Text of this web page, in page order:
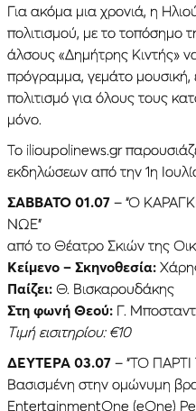
Για ακόμα μια χρονιά, η
πολιτισμού, με το τοπόσημο
άλσους «Δημήτρης Κιντής»
πρόγραμμα, γεμάτο μουσική,
πολιτισμό για όλους τους
μόνο.
Το ilioupolinews.gr
εκδηλώσεων από την 1η
ΣΑΒΒΑΤΟ 01.07 – “Ο
ΝΩΕ”
από το Θέατρο Σκιών της
Κείμενο – Σκηνοθεσία:
Παίζει: Θ. Βισκαρουδάκης
Στη φωνή Θεού: Γ.
Τιμή εισιτηρίου: €10
ΔΕΥΤEΡΑ 03.07 – “ΤΟ
Βασισμένη στην ομώνυμη
EntertainmentOne (eOne)